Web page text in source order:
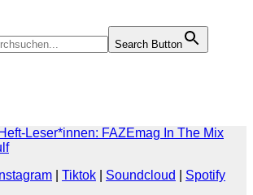
Search Button
Leser*innen: FAZEmag In The Mix
Instagram Tiktok Soundcloud
Spotify